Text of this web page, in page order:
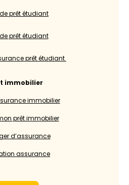
prêt étudiant
prêt étudiant
prêt étudiant
immobilier
immobilier
prêt immobilier
d’assurance
assurance